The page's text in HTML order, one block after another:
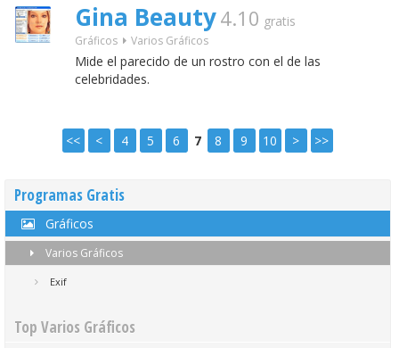
Gina Beauty4.10 gratis
Gráficos Varios Gráficos
Mide el parecido de un rostro con el de las
celebridades.
<< < 4 5 6 7 8 9 10 > >>
Programas Gratis
Gráficos
Varios Gráficos
Exif
Top Varios Gráficos